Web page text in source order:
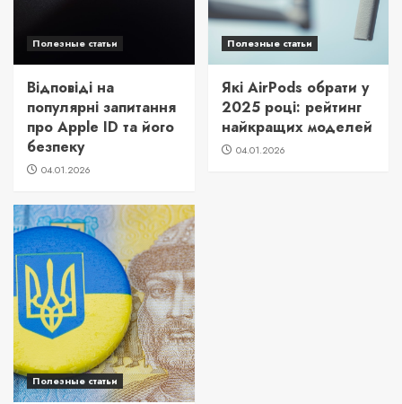
Полезные статьи
Відповіді на
популярні запитання
про Apple ID та його
безпеку
04.01.2026
Полезные статьи
Які AirPods обрати у
2025 році: рейтинг
найкращих моделей
04.01.2026
Полезные статьи